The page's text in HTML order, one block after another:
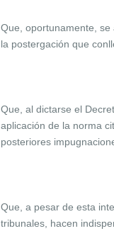
Que, oportunamente,
la postergación que
Que, al dictarse el
aplicación de la norma
posteriores
Que, a pesar de esta
tribunales, hacen